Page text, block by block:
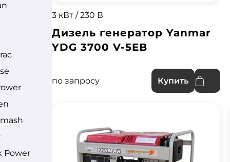
Power
3 кВт / 230 В
Дизель генератор Yanmar
YDG 3700 V-5EB
по запросу Купить